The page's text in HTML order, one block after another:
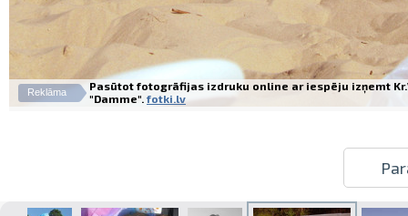
Reklāma
Pasūtot fotogrāfijas izdruku online ar iespēju izņemt
"Damme". fotki.lv